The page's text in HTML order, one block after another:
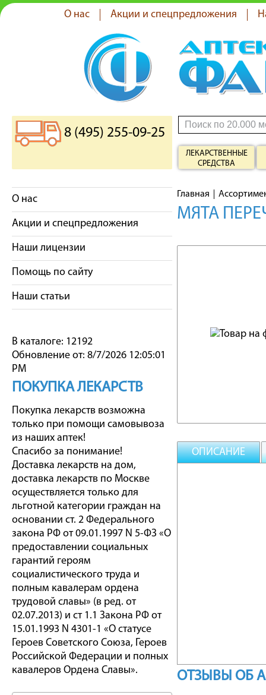
О нас Акции и спецпредложения
8 (495) 255-09-25
ЛЕКАРСТВЕННЫЕ
СРЕДСТВА
О нас
Акции и спецпредложения
Наши лицензии
Помощь по сайту
Наши статьи
В каталоге: 12192
Обновление от: 8/7/2026 12:05:01
PM
ПОКУПКА ЛЕКАРСТВ
Покупка лекарств возможна
только при помощи самовывоза
из наших аптек!
Спасибо за понимание!
Доставка лекарств на дом,
доставка лекарств по Москве
осуществляется только для
льготной категории граждан на
основании ст. 2 Федерального
закона РФ от 09.01.1997 N 5-ФЗ «О
предоставлении социальных
гарантий героям
социалистического труда и
полным кавалерам ордена
трудовой славы» (в ред. от
02.07.2013) и ст 1.1 Закона РФ от
15.01.1993 N 4301-1 «О статусе
Героев Советского Союза, Героев
Российской Федерации и полных
кавалеров Ордена Славы».
Главная
МЯТА
ОПИСАНИЕ
ОТЗЫВЫ ОБ